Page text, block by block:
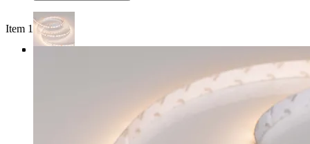
Item 1 of 4